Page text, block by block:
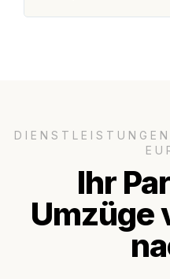
Ihr
Umzüge